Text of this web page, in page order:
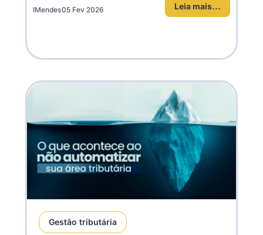
Leia mais...
IMendes05 Fev 2026
Gestão tributária